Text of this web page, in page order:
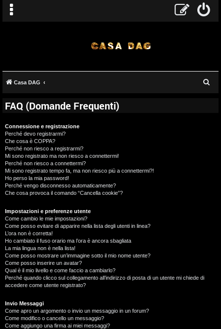
Casa DAG
FAQ (Domande Frequenti)
Connessione e registrazione
Perché devo registrarmi?
Che cosa è COPPA?
Perché non riesco a registrarmi?
Mi sono registrato ma non riesco a connettermi!
Perché non riesco a connettermi?
Mi sono registrato tempo fa, ma non riesco più a connettermi?!
Ho perso la mia password!
Perché vengo disconnesso automaticamente?
Che cosa provoca il comando “Cancella cookie”?
Impostazioni e preferenze utente
Come cambio le mie impostazioni?
Come posso evitare di apparire nella lista degli utenti in linea?
L’ora non è corretta!
Ho cambiato il fuso orario ma l’ora è ancora sbagliata
La mia lingua non è nella lista!
Come posso mostrare un’immagine sotto il mio nome utente?
Come posso inserire un avatar?
Qual è il mio livello e come faccio a cambiarlo?
Perché quando clicco sul collegamento all’indirizzo di posta di un utente mi chiede di
accedere come utente registrato?
Invio Messaggi
Come apro un argomento o invio un messaggio in un forum?
Come modifico o cancello un messaggio?
Come aggiungo una firma ai miei messaggi?